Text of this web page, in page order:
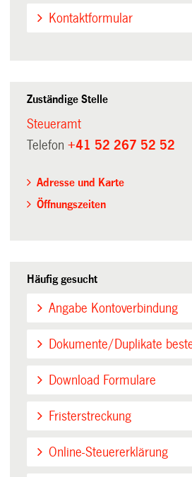
Kontaktformular
Zuständige Stelle
Steueramt
Telefon+41 52 267 52 52
Adresse und Karte
Öffnungszeiten
Häufig gesucht
Angabe Kontoverbindung
Dokumente/Duplikate
Download Formulare
Fristerstreckung
Online-Steuererklärung